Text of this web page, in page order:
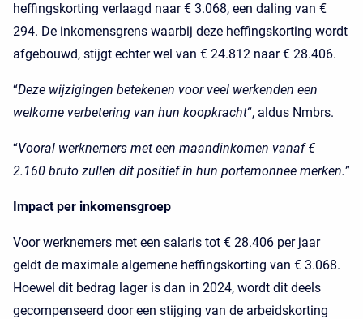
heffingskorting verlaagd naar € 3.068, een daling van €
294. De inkomensgrens waarbij deze heffingskorting wordt
afgebouwd, stijgt echter wel van € 24.812 naar € 28.406.
“Deze wijzigingen betekenen voor veel werkenden een
welkome verbetering van hun koopkracht“, aldus Nmbrs.
“Vooral werknemers met een maandinkomen vanaf €
2.160 bruto zullen dit positief in hun portemonnee merken.”
Impact per inkomensgroep
Voor werknemers met een salaris tot € 28.406 per jaar
geldt de maximale algemene heffingskorting van € 3.068.
Hoewel dit bedrag lager is dan in 2024, wordt dit deels
gecompenseerd door een stijging van de arbeidskorting